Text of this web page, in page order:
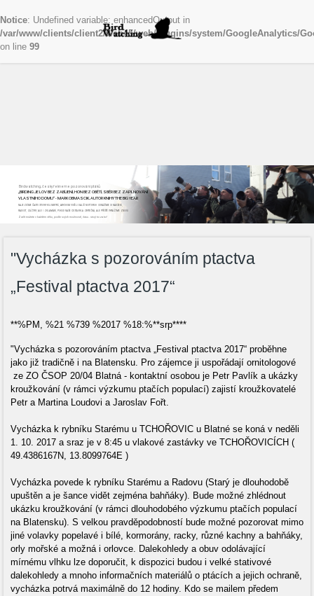
Notice: Undefined variable: enhancedOutput in
/var/www/clients/client2/web45/web/plugins/system/GoogleAnalytics/
on line 99
Birdwatching, česky řekneme pozorování ptáků
„BIRDING JE LOV BEZ ZABÍJENÍ, HON BEZ OBĚTÍ, SBĚR BEZ ZAPLŇOVÁNÍ
VLASTNÍHO DOMU“ - MARK OBMASCIK, AUTOR KNIHY THE BIG YEAR
NAJEZDÍME ČASTO STOVKY KILOMETRŮ, ABYCHOM VIDĚLI DALŠÍ NOVÝ DRUH. ODNÁŠÍME SI NADŠENÍ,
RADOST, ZÁŽITKY, ALE I ZKLAMÁNÍ, POKUD NAŠE CESTA BYLA ZBYTEČNÁ, ALE PŘÍŠTĚ VYRÁŽÍME ZNOVU
Začít můžete v každém věku, podle svých možností, času...stojí to za to!
"Vycházka s pozorováním ptactva
„Festival ptactva 2017“
**%PM, %21 %739 %2017 %18:%**srp****
"Vycházka s pozorováním ptactva „Festival ptactva 2017“ proběhne
jako již tradičně i na Blatensku. Pro zájemce ji uspořádají ornitologové
ze ZO ČSOP 20/04 Blatná - kontaktní osobou je Petr Pavlík a ukázky
kroužkování (v rámci výzkumu ptačích populací) zajistí kroužkovatelé
Petr a Martina Loudovi a Jaroslav Fořt.
Vycházka k rybníku Starému u TCHOŘOVIC u Blatné se koná v neděli
1. 10. 2017 a sraz je v 8:45 u vlakové zastávky ve TCHOŘOVICÍCH (
49.4386167N, 13.8099764E )
Vycházka povede k rybníku Starému a Radovu (Starý je dlouhodobě
upuštěn a je šance vidět zejména bahňáky). Bude možné zhlédnout
ukázku kroužkování (v rámci dlouhodobého výzkumu ptačích populací
na Blatensku). S velkou pravděpodobností bude možné pozorovat mimo
jiné volavky popelavé i bílé, kormorány, racky, různé kachny a bahňáky,
orly mořské a možná i orlovce. Dalekohledy a obuv odolávající
mírnému vlhku lze doporučit, k dispozici budou i velké stativové
dalekohledy a mnoho informačních materiálů o ptácích a jejich ochraně,
vycházka potrvá maximálně do 12 hodiny. Kdo se mailem předem